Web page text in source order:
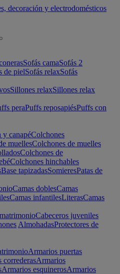
Sofás camaSofás 2
de pielSofás relaxSofás
Sillones relaxSillones relax
peraPuffs reposapiésPuffs con
y canapéColchones
muellesColchones de muelles
Colchones de
Colchones hinchables
Base tapizadasSomieresPatas de
Camas doblesCamas
Camas infantilesLiterasCamas
Cabeceros juveniles
AlmohadasProtectores de
Armarios puertas
correderasArmarios
Armarios esquinerosArmarios